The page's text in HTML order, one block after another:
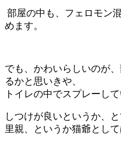
部屋の中も、フェロモン
めます。
でも、かわいらしいのが
るかと思いきや、
トイレの中でスプレーして
しつけが良いというか、
里親、というか猫爺とし